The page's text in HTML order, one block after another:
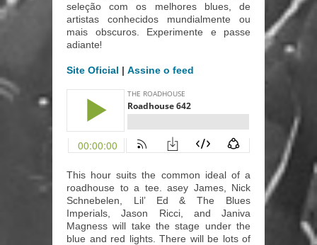
seleção com os melhores blues, de
artistas conhecidos mundialmente ou
mais obscuros. Experimente e passe
adiante!
Site Oficial | Assine o feed
This hour suits the common ideal of a
roadhouse to a tee. asey James, Nick
Schnebelen, Lil’ Ed & The Blues
Imperials, Jason Ricci, and Janiva
Magness will take the stage under the
blue and red lights. There will be lots of